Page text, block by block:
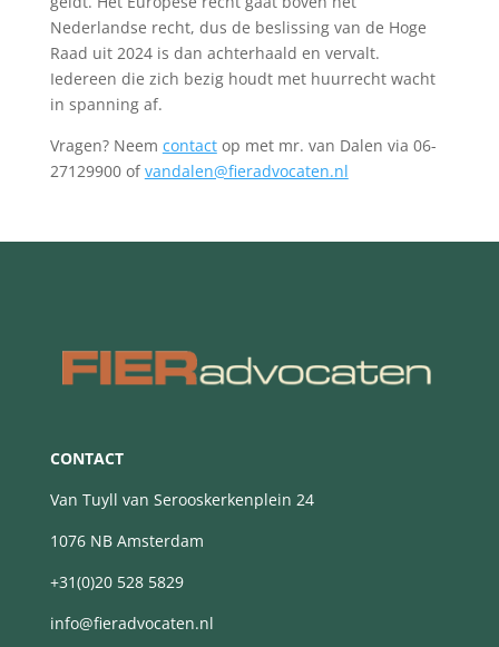
Nederlandse recht, dus de beslissing van de Hoge
Raad uit 2024 is dan achterhaald en vervalt.
Iedereen die zich bezig houdt met huurrecht wacht
in spanning af.
Vragen? Neem contactop met mr. van Dalen via 06-
27129900 ofvandalen@fieradvocaten.nl
CONTACT
Van Tuyll van Serooskerkenplein 24
1076 NB Amsterdam
+31(0)20 528 5829
info@fieradvocaten.nl